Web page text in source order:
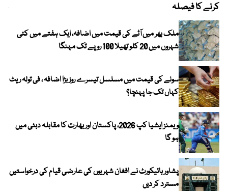
کرنے کا فیصلہ
ملک بھر میں آٹے کی قیمت میں اضافہ، ایک ہفتے میں کئی
شہروں میں 20 کلو تھیلا 100 روپے تک مہنگا
سونے کی قیمت میں مسلسل تیسرے روز بڑا اضافہ ، فی تولہ ریٹ
کہاں تک جا پہنچا؟
ویمنز ایشیا کپ 2026، پاکستان اور بھارت کا مقابلہ دبئی میں
ہو گا
پشاور ہائیکورٹ نے افغان شہریوں کی عارضی قیام کی درخواستیں
مسترد کر دیں